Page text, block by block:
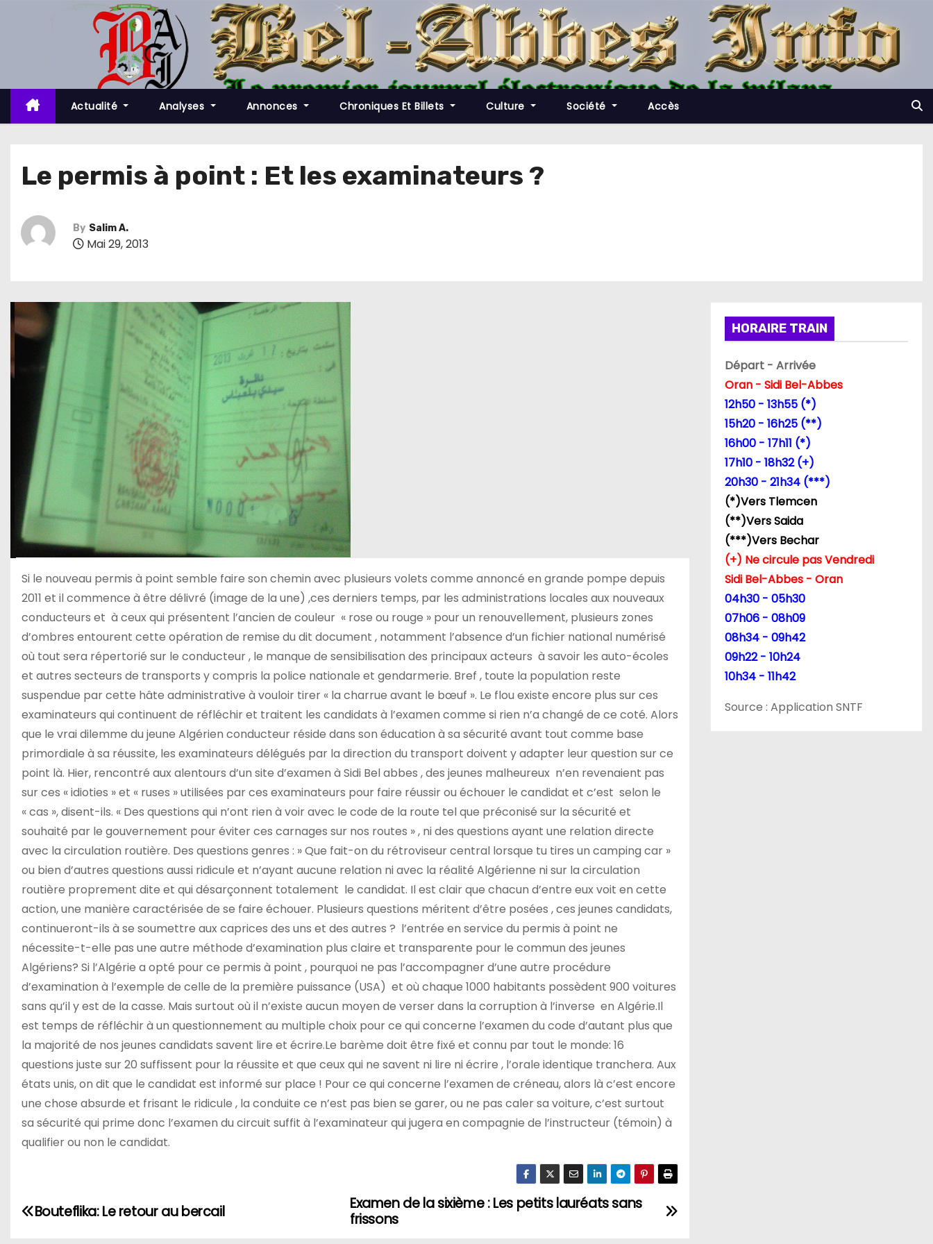
t
c
Actualité Analyses Annonces Chroniques Et Billets Culture Société Accès
Le permis à point : Et les examinateurs ?
By Salim A.
Mai 29, 2013
Si le nouveau permis à point semble faire son chemin avec plusieurs volets comme annoncé en grande pompe depuis
2011 et il commence à être délivré (image de la une) ,ces derniers temps, par les administrations locales aux nouveaux
conducteurs et à ceux qui présentent l’ancien de couleur « rose ou rouge » pour un renouvellement, plusieurs zones
d’ombres entourent cette opération de remise du dit document , notamment l’absence d’un fichier national numérisé
où tout sera répertorié sur le conducteur , le manque de sensibilisation des principaux acteurs à savoir les auto-écoles
et autres secteurs de transports y compris la police nationale et gendarmerie. Bref , toute la population reste
suspendue par cette hâte administrative à vouloir tirer « la charrue avant le bœuf ». Le flou existe encore plus sur ces
examinateurs qui continuent de réfléchir et traitent les candidats à l’examen comme si rien n’a changé de ce coté. Alors
que le vrai dilemme du jeune Algérien conducteur réside dans son éducation à sa sécurité avant tout comme base
primordiale à sa réussite, les examinateurs délégués par la direction du transport doivent y adapter leur question sur ce
point là. Hier, rencontré aux alentours d’un site d’examen à Sidi Bel abbes , des jeunes malheureux n’en revenaient pas
sur ces « idioties » et « ruses » utilisées par ces examinateurs pour faire réussir ou échouer le candidat et c’est selon le
« cas », disent-ils. « Des questions qui n’ont rien à voir avec le code de la route tel que préconisé sur la sécurité et
souhaité par le gouvernement pour éviter ces carnages sur nos routes » , ni des questions ayant une relation directe
avec la circulation routière. Des questions genres : » Que fait-on du rétroviseur central lorsque tu tires un camping car »
ou bien d’autres questions aussi ridicule et n’ayant aucune relation ni avec la réalité Algérienne ni sur la circulation
routière proprement dite et qui désarçonnent totalement le candidat. Il est clair que chacun d’entre eux voit en cette
action, une manière caractérisée de se faire échouer. Plusieurs questions méritent d’être posées , ces jeunes candidats,
continueront-ils à se soumettre aux caprices des uns et des autres ? l’entrée en service du permis à point ne
nécessite-t-elle pas une autre méthode d’examination plus claire et transparente pour le commun des jeunes
Algériens? Si l’Algérie a opté pour ce permis à point , pourquoi ne pas l’accompagner d’une autre procédure
d’examination à l’exemple de celle de la première puissance (USA) et où chaque 1000 habitants possèdent 900 voitures
sans qu’il y est de la casse. Mais surtout où il n’existe aucun moyen de verser dans la corruption à l’inverse en Algérie.Il
est temps de réfléchir à un questionnement au multiple choix pour ce qui concerne l’examen du code d’autant plus que
la majorité de nos jeunes candidats savent lire et écrire.Le barème doit être fixé et connu par tout le monde: 16
questions juste sur 20 suffissent pour la réussite et que ceux qui ne savent ni lire ni écrire , l’orale identique tranchera. Aux
états unis, on dit que le candidat est informé sur place ! Pour ce qui concerne l’examen de créneau, alors là c’est encore
une chose absurde et frisant le ridicule , la conduite ce n’est pas bien se garer, ou ne pas caler sa voiture, c’est surtout
sa sécurité qui prime donc l’examen du circuit suffit à l’examinateur qui jugera en compagnie de l’instructeur (témoin) à
qualifier ou non le candidat.
N
Examen de la sixième : Les petits lauréats sans
frissons
Bouteflika: Le retour au bercail
HORAIRE TRAIN
Départ - Arrivée
Oran - Sidi Bel-Abbes
12h50 - 13h55 (*)
15h20 - 16h25 (**)
16h00 - 17h11 (*)
17h10 - 18h32 (+)
20h30 - 21h34 (***)
(*)Vers Tlemcen
(**)Vers Saida
(***)Vers Bechar
(+) Ne circule pas Vendredi
Sidi Bel-Abbes - Oran
04h30 - 05h30
07h06 - 08h09
08h34 - 09h42
09h22 - 10h24
10h34 - 11h42
Source : Application SNTF